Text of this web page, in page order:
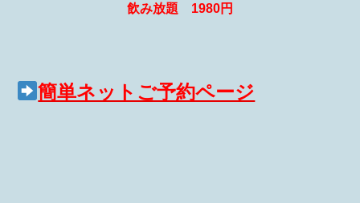
飲み放題 1980円
簡単ネットご予約ページ